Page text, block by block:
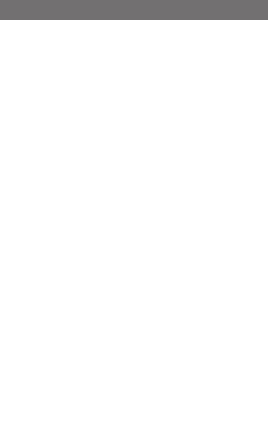
Copyright©2021 Jiang Architects＆